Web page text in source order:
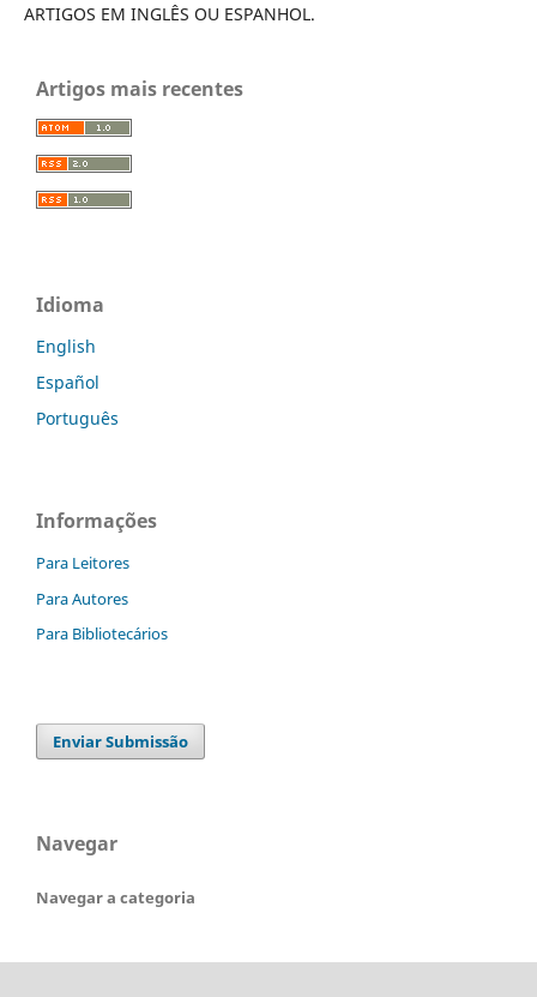
ARTIGOS EM INGLÊS OU ESPANHOL.
Artigos mais recentes
Idioma
English
Español
Português
Informações
Para Leitores
Para Autores
Para Bibliotecários
Enviar Submissão
Navegar
Navegar a categoria